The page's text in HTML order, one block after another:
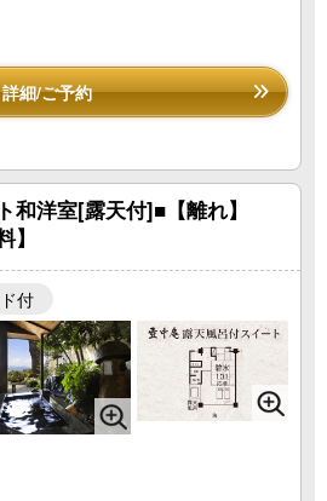
詳細/ご予約
和洋室[露天付]■【離れ】
】
付